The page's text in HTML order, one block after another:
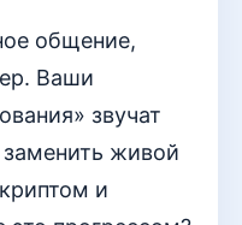
общение,
Ваши
звучат
живой
и